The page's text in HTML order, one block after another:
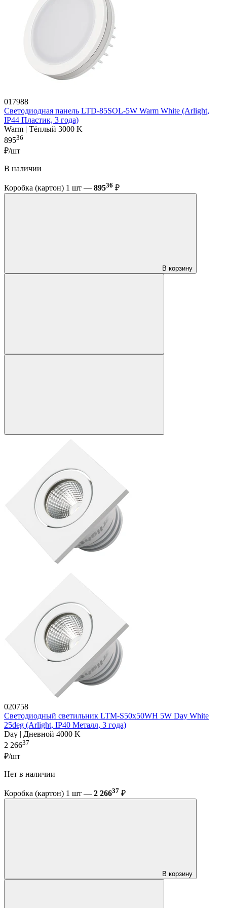
017988
Светодиодная панель LTD-85SOL-5W Warm White (Arlight,
IP44 Пластик, 3 года)
Warm | Тёплый 3000 K
89536
₽/шт
В наличии
Коробка (картон) 1 шт — 89536 ₽
В корзину
020758
Светодиодный светильник LTM-S50x50WH 5W Day White
25deg (Arlight, IP40 Металл, 3 года)
Day | Дневной 4000 K
2 26637
₽/шт
Нет в наличии
Коробка (картон) 1 шт — 2 26637 ₽
В корзину